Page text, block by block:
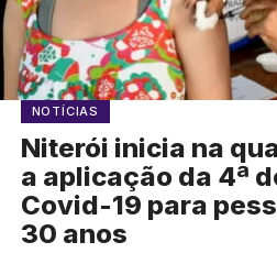
NOTÍCIAS
Niterói inicia na
a aplicação da 4ª
Covid-19 para
30 anos